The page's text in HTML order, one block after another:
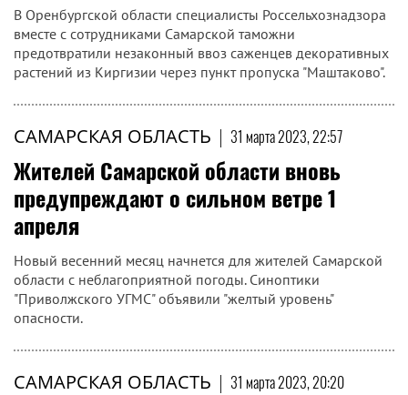
В Оренбургской области специалисты Россельхознадзора
вместе с сотрудниками Самарской таможни
предотвратили незаконный ввоз саженцев декоративных
растений из Киргизии через пункт пропуска "Маштаково".
САМАРСКАЯ ОБЛАСТЬ | 31 марта 2023, 22:57
Жителей Самарской области вновь
предупреждают о сильном ветре 1
апреля
Новый весенний месяц начнется для жителей Самарской
области с неблагоприятной погоды. Синоптики
"Приволжского УГМС" объявили "желтый уровень"
опасности.
САМАРСКАЯ ОБЛАСТЬ | 31 марта 2023, 20:20